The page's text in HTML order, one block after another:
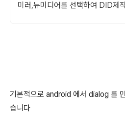
미러,뉴미디어를 선택하여 DID제
기본적으로 android 에서 dialog 를
습니다